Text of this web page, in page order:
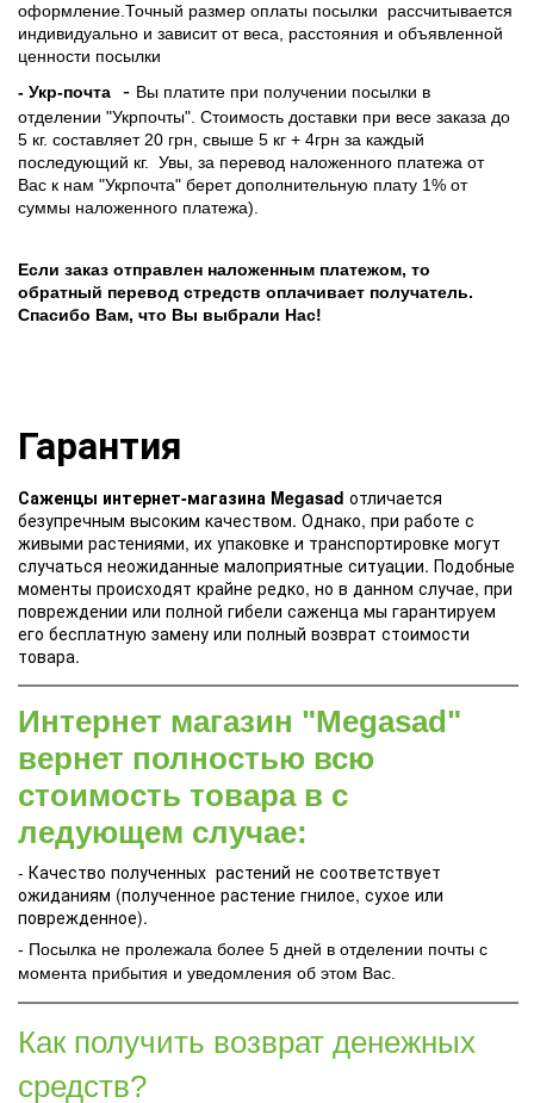
оформление.Точный размер оплаты посылки рассчитывается
индивидуально и зависит от веса, расстояния и объявленной
ценности посылки
- Укр-почта
- Вы платите при получении посылки в
отделении "Укрпочты". Стоимость доставки при весе заказа до
5 кг. составляет 20 грн, свыше 5 кг + 4грн за каждый
последующий кг. Увы, за перевод наложенного платежа от
Вас к нам "Укрпочта" берет дополнительную плату 1% от
суммы наложенного платежа).
Если заказ отправлен наложенным платежом, то
обратный перевод стредств оплачивает получатель.
Спасибо Вам, что Вы выбрали Нас!
Гарантия
Саженцы интернет-магазина Megasad отличается
безупречным высоким качеством. Однако, при работе с
живыми растениями, их упаковке и транспортировке могут
случаться неожиданные малоприятные ситуации. Подобные
моменты происходят крайне редко, но в данном случае, при
повреждении или полной гибели саженца мы гарантируем
его бесплатную замену или полный возврат стоимости
товара.
Интернет магазин "Megasad"
вернет полностью всю
стоимость товара в с
ледующем случае:
- Качество полученных растений не соответствует
ожиданиям (полученное растение гнилое, сухое или
поврежденное).
- Посылка не пролежала более 5 дней в отделении почты с
момента прибытия и уведомления об этом Вас.
Как получить возврат денежных
средств?